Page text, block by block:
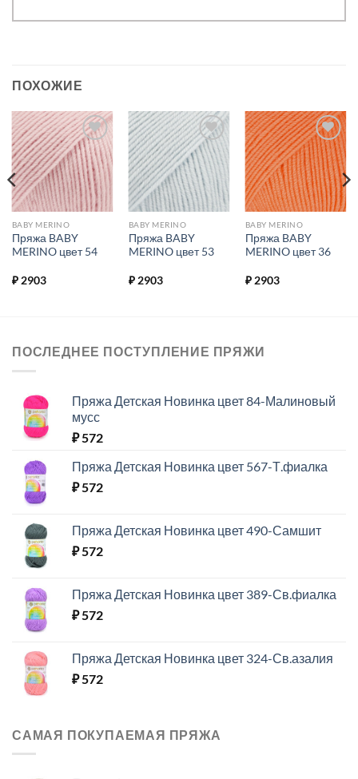
ПОХОЖИЕ
Добавить в
избранное.
BABY MERINO
Пряжа BABY
MERINO цвет 54
₽2903
Добавить в
избранное.
BABY MERINO
Пряжа BABY
MERINO цвет 53
₽2903
Добавить в
избранное.
BABY MERINO
Пряжа BABY
MERINO цвет 36
₽2903
ПОСЛЕДНЕЕ ПОСТУПЛЕНИЕ ПРЯЖИ
Пряжа Детская Новинка цвет 84-Малиновый
мусс
₽572
Пряжа Детская Новинка цвет 567-Т.фиалка
₽572
Пряжа Детская Новинка цвет 490-Самшит
₽572
Пряжа Детская Новинка цвет 389-Св.фиалка
₽572
Пряжа Детская Новинка цвет 324-Св.азалия
₽572
САМАЯ ПОКУПАЕМАЯ ПРЯЖА